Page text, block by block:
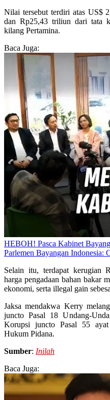
Nilai tersebut terdiri atas US$
dan Rp25,43 triliun dari tata
kilang Pertamina.
Baca Juga:
HEBOH! Pasca Kabinet
Parlemen Bayangan Indonesia:
Selain itu, terdapat kerugian
harga pengadaan bahan bakar
ekonomi, serta illegal gain
Jaksa mendakwa Kerry
juncto Pasal 18 Undang-
Korupsi juncto Pasal 55
Hukum Pidana.
Sumber: Inilah
Baca Juga: